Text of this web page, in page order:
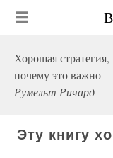
Хорошая
почему это важно
Румельт Ричард
Эту книгу